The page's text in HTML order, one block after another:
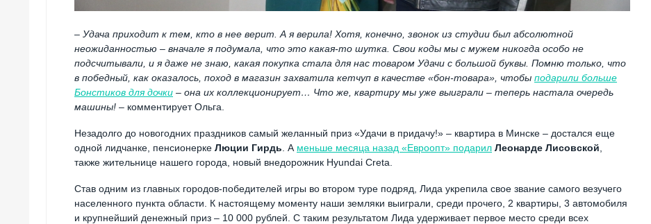
– Удача приходит к тем, кто в нее верит. А я верила! Хотя, конечно, звонок из студии был абсолютной
неожиданностью – вначале я подумала, что это какая-то шутка. Свои коды мы с мужем никогда особо не
подсчитывали, и я даже не знаю, какая покупка стала для нас товаром Удачи с большой буквы. Помню только, что
в победный, как оказалось, поход в магазин захватила кетчуп в качестве «бон-товара», чтобы подарили больше
Бонстиков для дочки – она их коллекционирует… Что же, квартиру мы уже выиграли – теперь настала очередь
машины! – комментирует Ольга.
Незадолго до новогодних праздников самый желанный приз «Удачи в придачу!» – квартира в Минске – достался еще
одной лидчанке, пенсионерке Люции Гирдь . А меньше месяца назад «Евроопт» подарил Леонарде Лисовской
также жительнице нашего города, новый внедорожник Hyundai Creta.
Став одним из главных городов-победителей игры во втором туре подряд, Лида укрепила свое звание самого везучего
населенного пункта области. К настоящему моменту наши земляки выиграли, среди прочего, 2 квартиры, 3 автомобиля
и крупнейший денежный приз – 10 000 рублей. С таким результатом Лида удерживает первое место среди всех